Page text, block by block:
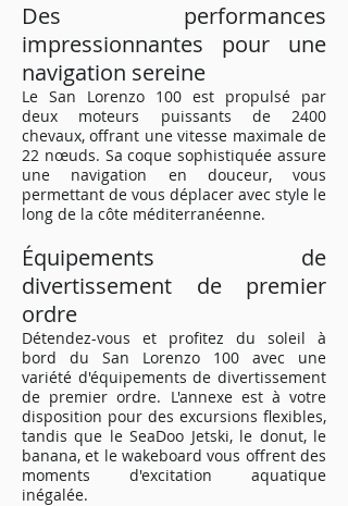
Des performances
impressionnantes pour une
navigation sereine
Le San Lorenzo 100 est propulsé par
deux moteurs puissants de 2400
chevaux, offrant une vitesse maximale de
22 nœuds. Sa coque sophistiquée assure
une navigation en douceur, vous
permettant de vous déplacer avec style le
long de la côte méditerranéenne.
Équipements de
divertissement de premier
ordre
Détendez-vous et profitez du soleil à
bord du San Lorenzo 100 avec une
variété d'équipements de divertissement
de premier ordre. L'annexe est à votre
disposition pour des excursions flexibles,
tandis que le SeaDoo Jetski, le donut, le
banana, et le wakeboard vous offrent des
moments d'excitation aquatique
inégalée.